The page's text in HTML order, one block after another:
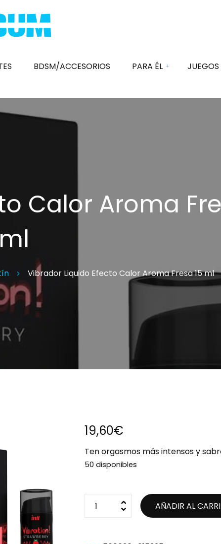
BDSM/ACCESORIOS PARA ÉL
Fundas Pene
JUEGOS
Calor Aroma
Vibrador Liquido Efecto Calor Aroma Fresa 15 ml
19,60€
Ten orgasmos más intensos y
50 disponibles
AÑADIR AL